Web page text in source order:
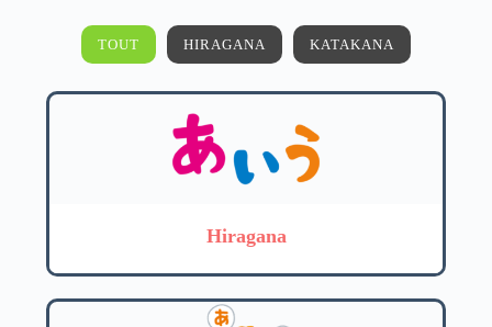
TOUT HIRAGANA KATAKANA
Hiragana